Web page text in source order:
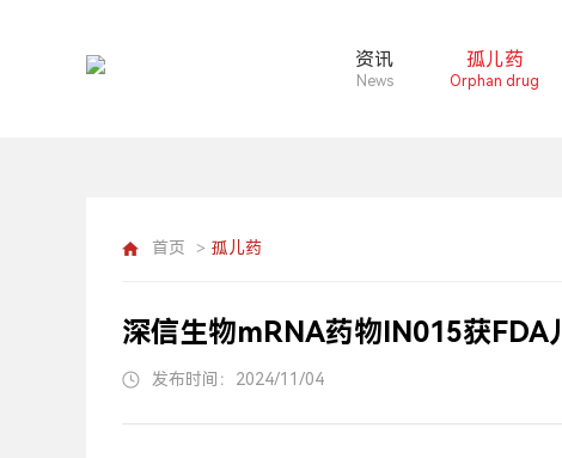
资讯
News
孤儿药
Orphan drug
首页 > 孤儿药
深信生物mRNA药物IN015获FDA
发布时间：2024/11/04